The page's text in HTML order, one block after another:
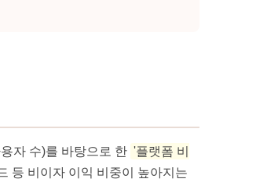
자 수)를 바탕으로 한 '플랫폼 비
등 비이자 이익 비중이 높아지는